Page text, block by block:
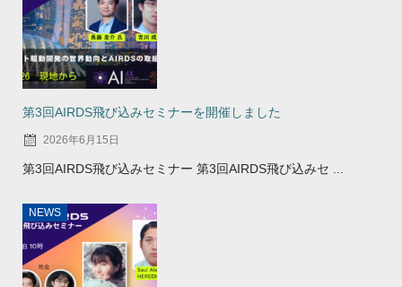
第3回AIRDS飛び込みセミナーを開催しました
2026年6月15日
第3回AIRDS飛び込みセミナー 第3回AIRDS飛び込みセ ...
NEWS